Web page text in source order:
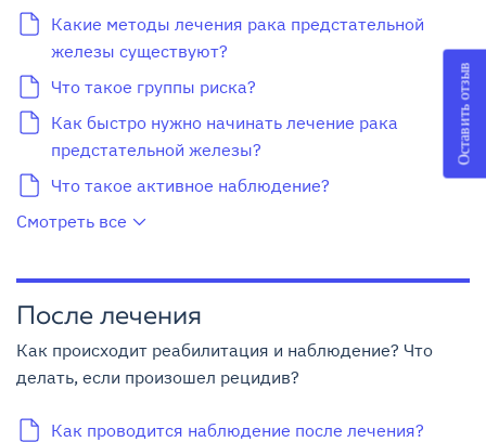
Какие методы лечения рака предстательной
железы существуют?
Что такое группы риска?
Как быстро нужно начинать лечение рака
предстательной железы?
Что такое активное наблюдение?
Смотреть все
После лечения
Как происходит реабилитация и наблюдение? Что
делать, если произошел рецидив?
Как проводится наблюдение после лечения?
Оставить отзыв